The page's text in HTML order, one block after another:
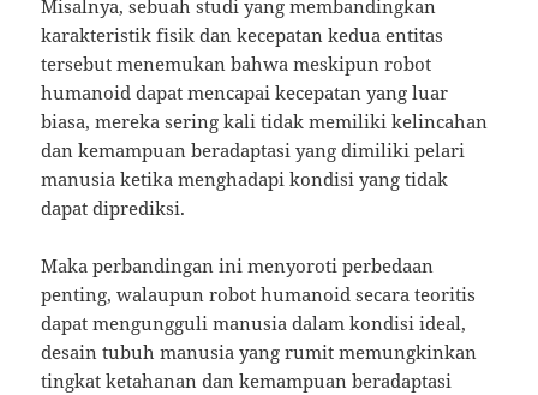
Misalnya, sebuah studi yang membandingkan
karakteristik fisik dan kecepatan kedua entitas
tersebut menemukan bahwa meskipun robot
humanoid dapat mencapai kecepatan yang luar
biasa, mereka sering kali tidak memiliki kelincahan
dan kemampuan beradaptasi yang dimiliki pelari
manusia ketika menghadapi kondisi yang tidak
dapat diprediksi.
Maka perbandingan ini menyoroti perbedaan
penting, walaupun robot humanoid secara teoritis
dapat mengungguli manusia dalam kondisi ideal,
desain tubuh manusia yang rumit memungkinkan
tingkat ketahanan dan kemampuan beradaptasi